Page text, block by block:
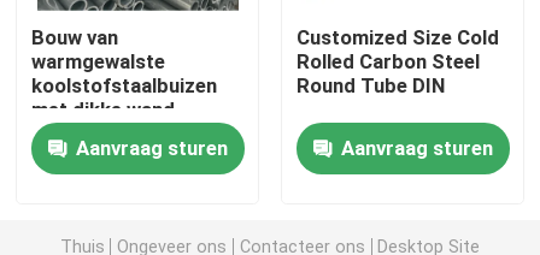
Roestvrijstalen metalen platen
De Pijp van de roestvrij staalbuis
roestvrij staalrol
Roestvrij staalprofiel
Bouw van
warmgewalste
koolstofstaalbuizen
met dikke wand
Aanvraag sturen
Customized Size Cold
Rolled Carbon Steel
Round Tube DIN
Aanvraag sturen
Thuis Ongeveer ons Contacteer ons Desktop Site